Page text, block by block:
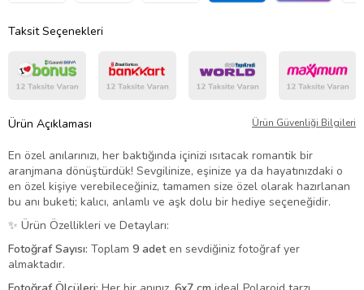
Taksit Seçenekleri
Ürün Açıklaması Ürün Güvenliği Bilgileri
En özel anılarınızı, her baktığında içinizi ısıtacak romantik bir
aranjmana dönüştürdük! Sevgilinize, eşinize ya da hayatınızdaki o
en özel kişiye verebileceğiniz, tamamen size özel olarak hazırlanan
bu anı buketi; kalıcı, anlamlı ve aşk dolu bir hediye seçeneğidir.
✨ Ürün Özellikleri ve Detayları:
Fotoğraf Sayısı: Toplam 9 adeten sevdiğiniz fotoğraf yer
almaktadır.